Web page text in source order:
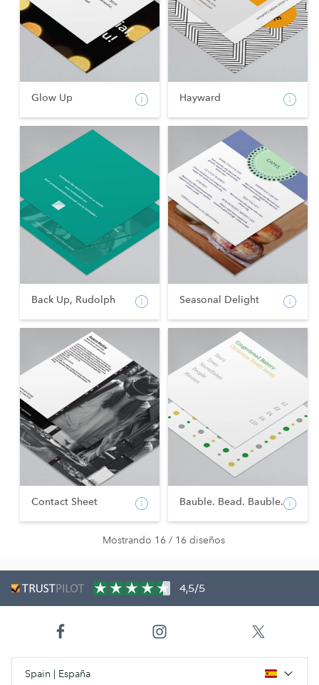
Glow Up Hayward
Back Up, Rudolph Seasonal Delight
Contact Sheet Bauble. Bead. Bauble.
Mostrando 16 / 16 diseños
4,5/5
Spain | España